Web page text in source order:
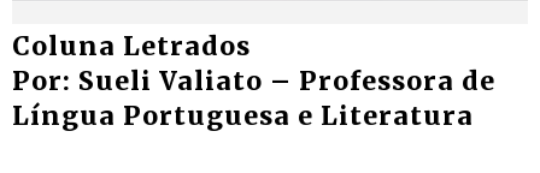
Coluna Letrados
Por: Sueli Valiato – Professora de
Língua Portuguesa e Literatura